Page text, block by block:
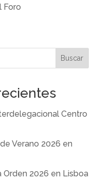
Foro
Buscar
Centro
Verano 2026 en
Orden 2026 en Lisboa